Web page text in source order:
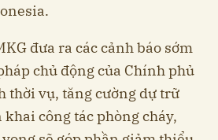
đưa ra các cảnh báo sớm
chủ động của Chính phủ
thời vụ, tăng cường dự trữ
công tác phòng cháy,